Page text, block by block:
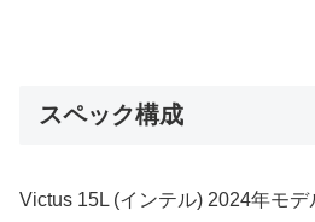
スペック構成
Victus 15L (インテル) 2024年モ